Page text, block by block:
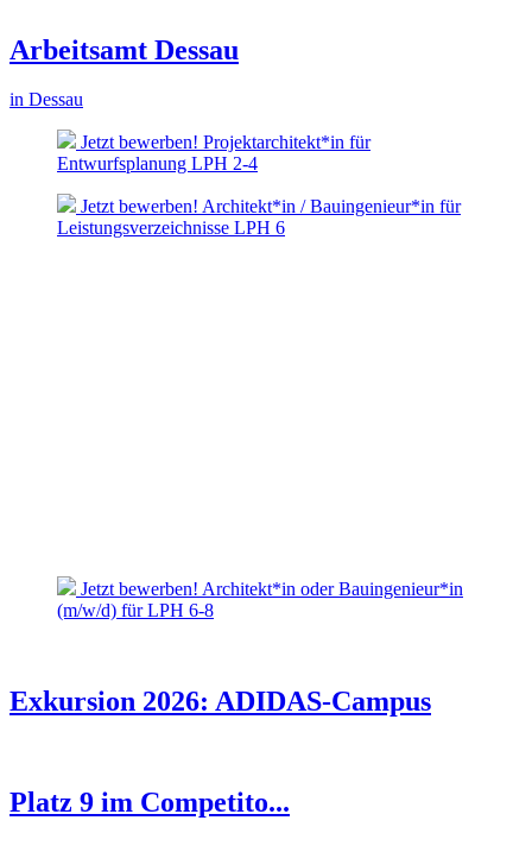
Arbeitsamt Dessau
in Dessau
Jetzt bewerben! Projektarchitekt*in für
Entwurfsplanung LPH 2-4
Jetzt bewerben! Architekt*in / Bauingenieur*in für
Leistungsverzeichnisse LPH 6
Jetzt bewerben! Architekt*in oder Bauingenieur*in
(m/w/d) für LPH 6-8
Exkursion 2026: ADIDAS-Campus
Platz 9 im Competito...